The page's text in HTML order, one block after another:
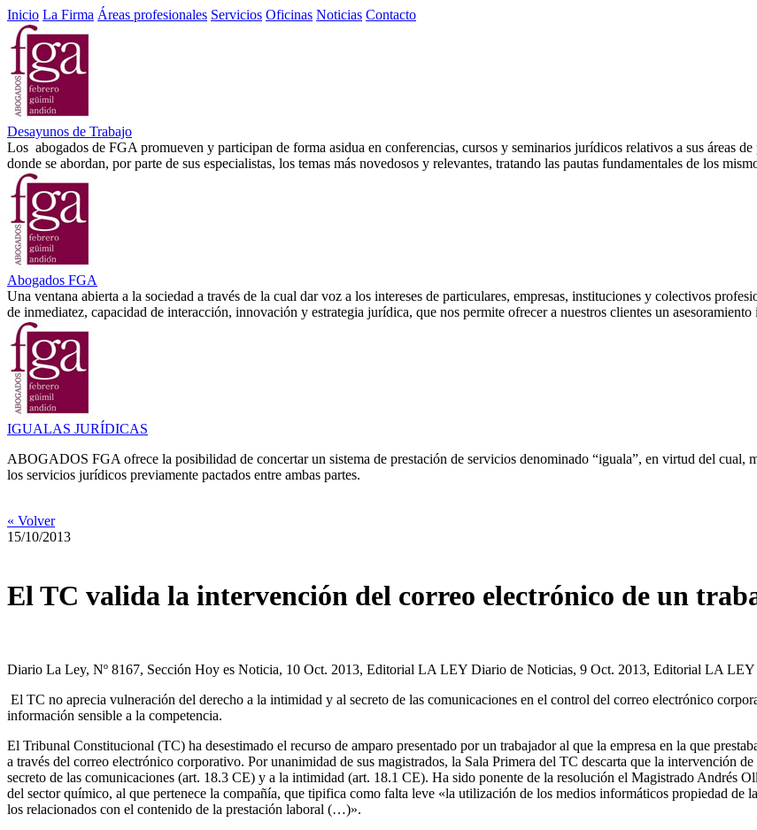
Inicio La Firma Áreas profesionales Servicios Oficinas Noticias Contacto
Desayunos de Trabajo
Los abogados de FGA promueven y participan de forma asidua en conferencias, cursos y seminarios jurídicos relativos a sus áreas
donde se abordan, por parte de sus especialistas, los temas más novedosos y relevantes, tratando las pautas fundamentales de los
Abogados FGA
Una ventana abierta a la sociedad a través de la cual dar voz a los intereses de particulares, empresas, instituciones y colectivos
de inmediatez, capacidad de interacción, innovación y estrategia jurídica, que nos permite ofrecer a nuestros clientes un
IGUALAS JURÍDICAS
ABOGADOS FGA ofrece la posibilidad de concertar un sistema de prestación de servicios denominado “iguala”, en virtud del cual,
los servicios jurídicos previamente pactados entre ambas partes.
« Volver
15/10/2013
El TC valida la intervención del correo electrónico de un
Diario La Ley, Nº 8167, Sección Hoy es Noticia, 10 Oct. 2013, Editorial LA LEY Diario de Noticias, 9 Oct. 2013, Editorial LA
El TC no aprecia vulneración del derecho a la intimidad y al secreto de las comunicaciones en el control del correo electrónico
información sensible a la competencia.
El Tribunal Constitucional (TC) ha desestimado el recurso de amparo presentado por un trabajador al que la empresa en la que
a través del correo electrónico corporativo. Por unanimidad de sus magistrados, la Sala Primera del TC descarta que la intervención
secreto de las comunicaciones (art. 18.3 CE) y a la intimidad (art. 18.1 CE). Ha sido ponente de la resolución el Magistrado Andrés
del sector químico, al que pertenece la compañía, que tipifica como falta leve «la utilización de los medios informáticos propiedad de
los relacionados con el contenido de la prestación laboral (…)».